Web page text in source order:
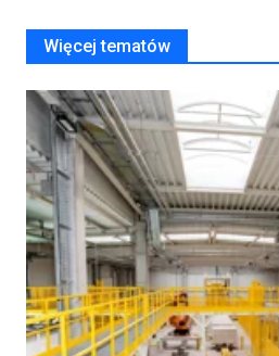
Więcej tematów